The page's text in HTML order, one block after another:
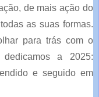
de mais ação do
as suas formas.
para trás com o
a 2025:
e seguido em